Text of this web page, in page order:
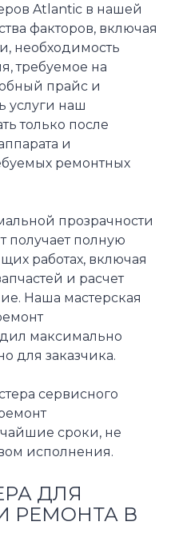
Atlantic в нашей
факторов, включая
необходимость
требуемое на
прайс и
услуги наш
только после
и
ремонтных
прозрачности
получает полную
работах, включая
и расчет
Наша мастерская
максимально
для заказчика.
сервисного
сроки, не
исполнения.
ДЛЯ
РЕМОНТА В